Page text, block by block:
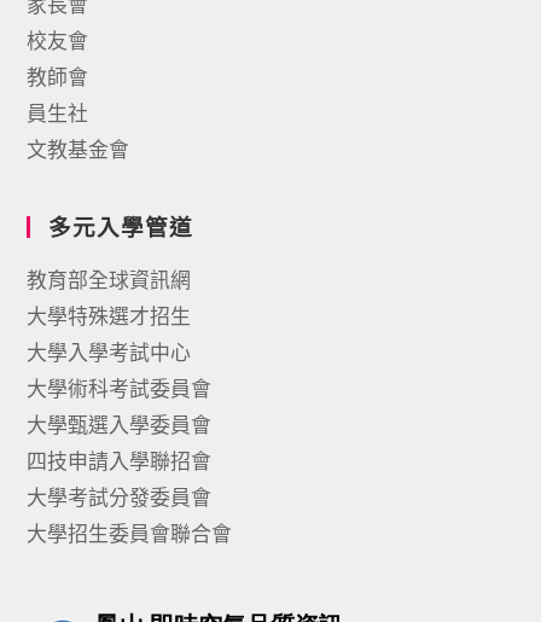
校友會
教師會
員生社
文教基金會
多元入學管道
教育部全球資訊網
大學特殊選才招生
大學入學考試中心
大學術科考試委員會
大學甄選入學委員會
四技申請入學聯招會
大學考試分發委員會
大學招生委員會聯合會